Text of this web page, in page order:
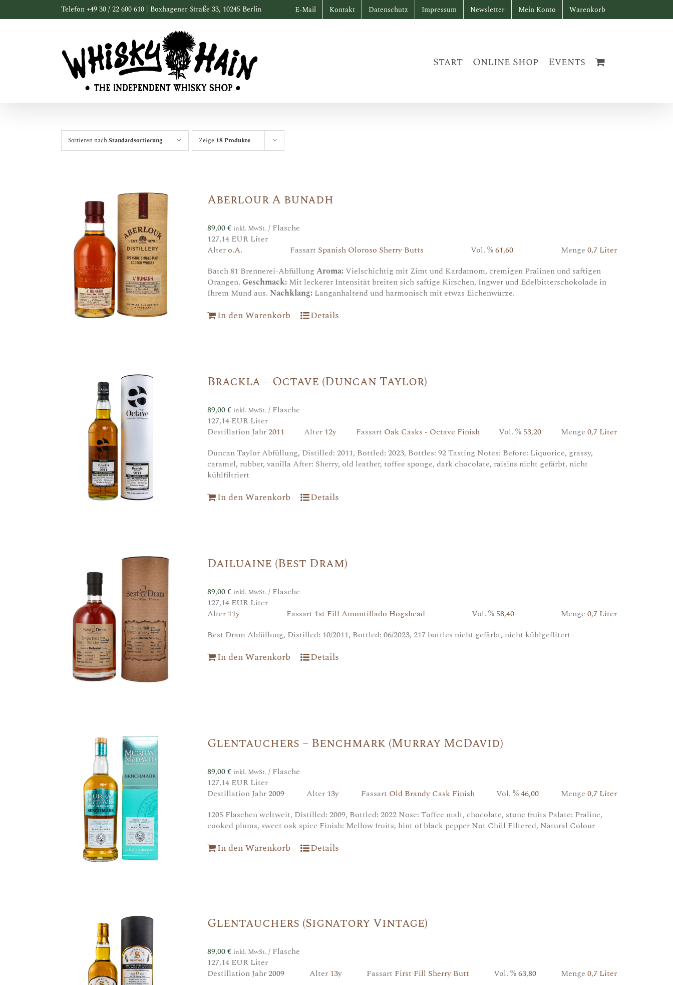
Inhalt
Telefon +49 30 / 22 600 610 | Boxhagener Straße 33, 10245 Berlin E-Mail Kontakt Datenschutz Impressum Newsletter Mein Konto Warenkorb
Start Online Shop Events
Sortieren nachStandardsortierung Zeige 18 Produkte
Aberlour A bunadh
89,00€ inkl. MwSt. / Flasche
127,14 EUR Liter
Altero.A. Fassart Spanish Oloroso Sherry Butts Vol. %61,60 Menge 0,7 Liter
Batch 81 Brennerei-AbfüllungAroma:Vielschichtig mit Zimt und Kardamom, cremigen Pralinen und saftigen
Orangen.Geschmack: Mit leckerer Intensität breiten sich saftige Kirschen, Ingwer und Edelbitterschokolade in
Ihrem Mund aus. Nachklang: Langanhaltend und harmonisch mit etwas Eichenwürze.
In den Warenkorb Details
Brackla – Octave (Duncan Taylor)
89,00€ inkl. MwSt. / Flasche
127,14 EUR Liter
Destillation Jahr2011 Alter 12y Fassart Oak Casks - Octave Finish Vol. % 53,20 Menge 0,7 Liter
Duncan Taylor Abfüllung, Distilled: 2011, Bottled: 2023, Bottles: 92 Tasting Notes: Before: Liquorice, grassy,
caramel, rubber, vanilla After: Sherry, old leather, toffee sponge, dark chocolate, raisins nicht gefärbt, nicht
kühlfiltriert
In den Warenkorb Details
Dailuaine (Best Dram)
89,00€ inkl. MwSt. / Flasche
127,14 EUR Liter
Alter 11y Fassart 1st Fill Amontillado Hogshead Vol. % 58,40 Menge 0,7 Liter
Best Dram Abfüllung, Distilled: 10/2011, Bottled: 06/2023, 217 bottles nicht gefärbt, nicht kühlgeflitert
In den Warenkorb Details
Glentauchers – Benchmark (Murray McDavid)
89,00€ inkl. MwSt. / Flasche
127,14 EUR Liter
Destillation Jahr2009 Alter 13y Fassart Old Brandy Cask Finish Vol. %46,00 Menge 0,7 Liter
1205 Flaschen weltweit, Distilled: 2009, Bottled: 2022 Nose: Toffee malt, chocolate, stone fruits Palate: Praline,
cooked plums, sweet oak spice Finish: Mellow fruits, hint of black pepper Not Chill Filtered, Natural Colour
In den Warenkorb Details
Glentauchers (Signatory Vintage)
89,00€ inkl. MwSt. / Flasche
127,14 EUR Liter
Destillation Jahr2009 Alter 13y Fassart First Fill Sherry Butt Vol. %63,80 Menge 0,7 Liter